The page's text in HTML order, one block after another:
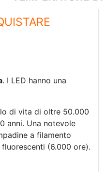
. I LED hanno una
di vita di oltre 50.000
anni. Una notevole
a filamento
(6.000 ore).